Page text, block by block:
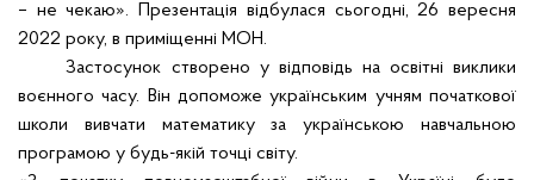
– не чекаю». Презентація відбулася сьогодні, 26 вересня
2022 року, в приміщенні МОН.
Застосунок створено у відповідь на освітні виклики
воєнного часу. Він допоможе українським учням початкової
школи вивчати математику за українською навчальною
програмою у будь-якій точці світу.